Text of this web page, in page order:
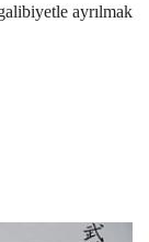
ayrılmak